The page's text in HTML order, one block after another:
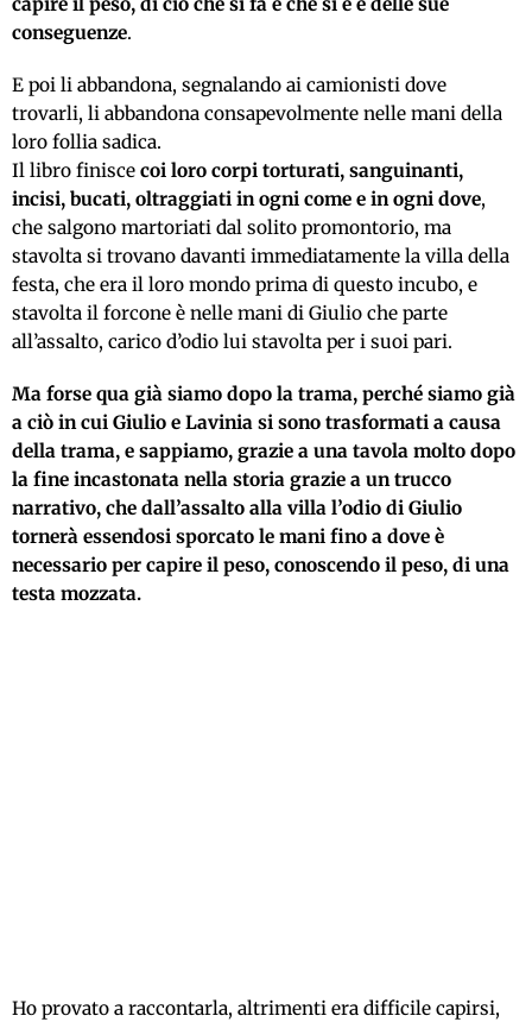
conseguenze.
E poi li abbandona, segnalando ai camionisti dove
trovarli, li abbandona consapevolmente nelle mani della
loro follia sadica.
Il libro finisce coi loro corpi torturati, sanguinanti,
incisi, bucati, oltraggiati in ogni come e in ogni dove,
che salgono martoriati dal solito promontorio, ma
stavolta si trovano davanti immediatamente la villa della
festa, che era il loro mondo prima di questo incubo, e
stavolta il forcone è nelle mani di Giulio che parte
all’assalto, carico d’odio lui stavolta per i suoi pari.
Ma forse qua già siamo dopo la trama, perché siamo già
a ciò in cui Giulio e Lavinia si sono trasformati a causa
della trama, e sappiamo, grazie a una tavola molto dopo
la fine incastonata nella storia grazie a un trucco
narrativo, che dall’assalto alla villa l’odio di Giulio
tornerà essendosi sporcato le mani fino a dove è
necessario per capire il peso, conoscendo il peso, di una
testa mozzata.
Ho provato a raccontarla, altrimenti era difficile capirsi,